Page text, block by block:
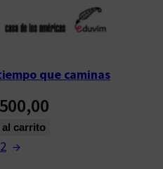
que caminas
carrito
2 →